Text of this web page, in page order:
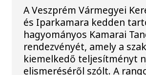
A Veszprém Vármegyei
és Iparkamara kedden
hagyományos Kamarai
rendezvényét, amely a
kiemelkedő teljesítményt
elismeréséről szólt. A